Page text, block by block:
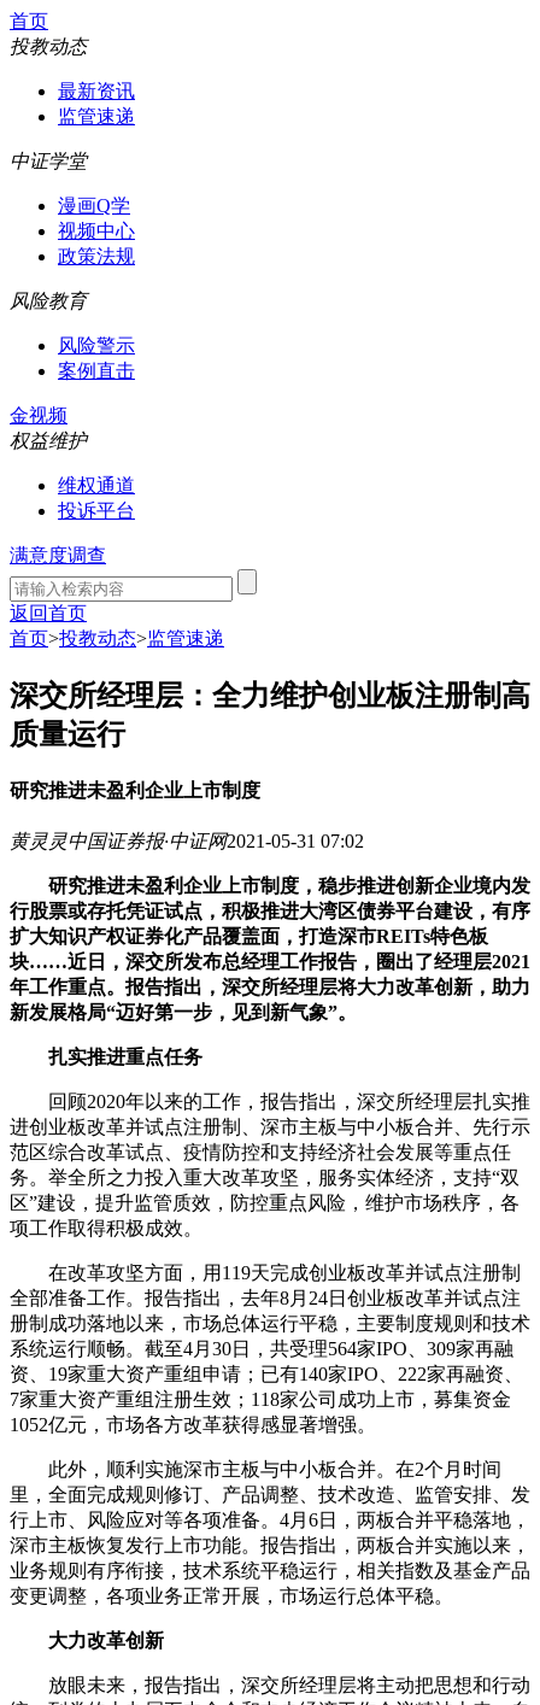
首页
投教动态
最新资讯
监管速递
中证学堂
漫画Q学
视频中心
政策法规
风险教育
风险警示
案例直击
金视频
权益维护
维权通道
投诉平台
满意度调查
返回首页
首页>投教动态>监管速递
深交所经理层：全力维护创业板注册制高
质量运行
研究推进未盈利企业上市制度
黄灵灵中国证券报·中证网2021-05-31 07:02
研究推进未盈利企业上市制度，稳步推进创新企业境内发
行股票或存托凭证试点，积极推进大湾区债券平台建设，有序
扩大知识产权证券化产品覆盖面，打造深市REITs特色板
块……近日，深交所发布总经理工作报告，圈出了经理层2021
年工作重点。报告指出，深交所经理层将大力改革创新，助力
新发展格局“迈好第一步，见到新气象”。
扎实推进重点任务
回顾2020年以来的工作，报告指出，深交所经理层扎实推
进创业板改革并试点注册制、深市主板与中小板合并、先行示
范区综合改革试点、疫情防控和支持经济社会发展等重点任
务。举全所之力投入重大改革攻坚，服务实体经济，支持“双
区”建设，提升监管质效，防控重点风险，维护市场秩序，各
项工作取得积极成效。
在改革攻坚方面，用119天完成创业板改革并试点注册制
全部准备工作。报告指出，去年8月24日创业板改革并试点注
册制成功落地以来，市场总体运行平稳，主要制度规则和技术
系统运行顺畅。截至4月30日，共受理564家IPO、309家再融
资、19家重大资产重组申请；已有140家IPO、222家再融资、
7家重大资产重组注册生效；118家公司成功上市，募集资金
1052亿元，市场各方改革获得感显著增强。
此外，顺利实施深市主板与中小板合并。在2个月时间
里，全面完成规则修订、产品调整、技术改造、监管安排、发
行上市、风险应对等各项准备。4月6日，两板合并平稳落地，
深市主板恢复发行上市功能。报告指出，两板合并实施以来，
业务规则有序衔接，技术系统平稳运行，相关指数及基金产品
变更调整，各项业务正常开展，市场运行总体平稳。
大力改革创新
放眼未来，报告指出，深交所经理层将主动把思想和行动